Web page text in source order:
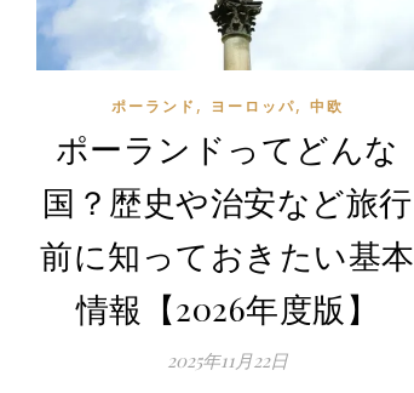
ポーランド , ヨーロッパ, 中欧
ポーランドってどんな
国？歴史や治安など旅行
前に知っておきたい基本
情報【2026年度版】
2025年11月22日